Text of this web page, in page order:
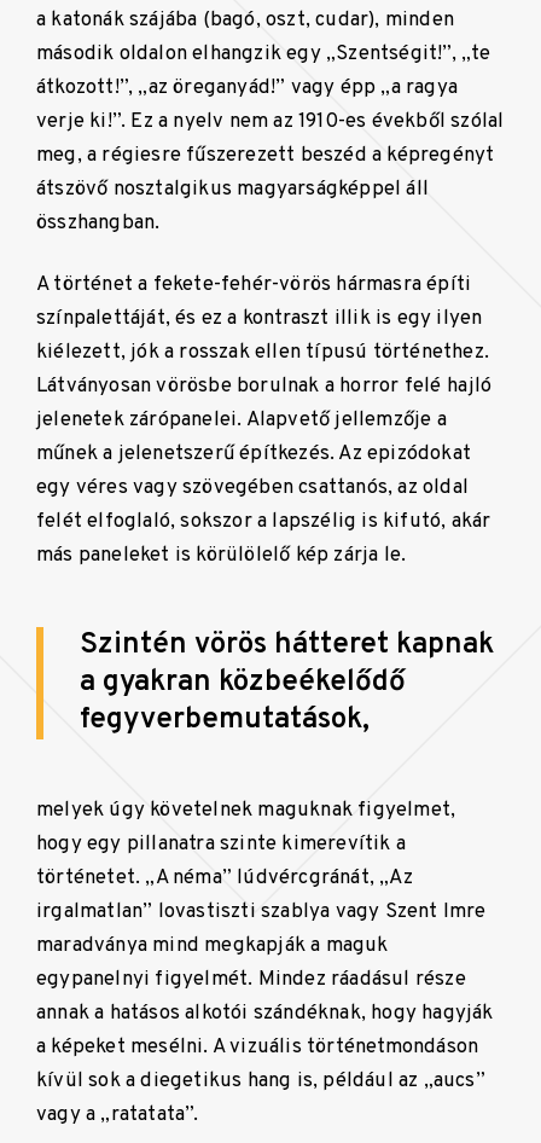
a katonák szájába (bagó, oszt, cudar), minden
második oldalon elhangzik egy „Szentségit!”, „te
átkozott!”, „az öreganyád!” vagy épp „a ragya
verje ki!”. Ez a nyelv nem az 1910-es évekből szólal
meg, a régiesre fűszerezett beszéd a képregényt
átszövő nosztalgikus magyarságképpel áll
összhangban.
A történet a fekete-fehér-vörös hármasra építi
színpalettáját, és ez a kontraszt illik is egy ilyen
kiélezett, jók a rosszak ellen típusú történethez.
Látványosan vörösbe borulnak a horror felé hajló
jelenetek zárópanelei. Alapvető jellemzője a
műnek a jelenetszerű építkezés. Az epizódokat
egy véres vagy szövegében csattanós, az oldal
felét elfoglaló, sokszor a lapszélig is kifutó, akár
más paneleket is körülölelő kép zárja le.
Szintén vörös hátteret kapnak
a gyakran közbeékelődő
fegyverbemutatások,
melyek úgy követelnek maguknak figyelmet,
hogy egy pillanatra szinte kimerevítik a
történetet. „A néma” lúdvércgránát, „Az
irgalmatlan” lovastiszti szablya vagy Szent Imre
maradványa mind megkapják a maguk
egypanelnyi figyelmét. Mindez ráadásul része
annak a hatásos alkotói szándéknak, hogy hagyják
a képeket mesélni. A vizuális történetmondáson
kívül sok a diegetikus hang is, például az „aucs”
vagy a „ratatata”.